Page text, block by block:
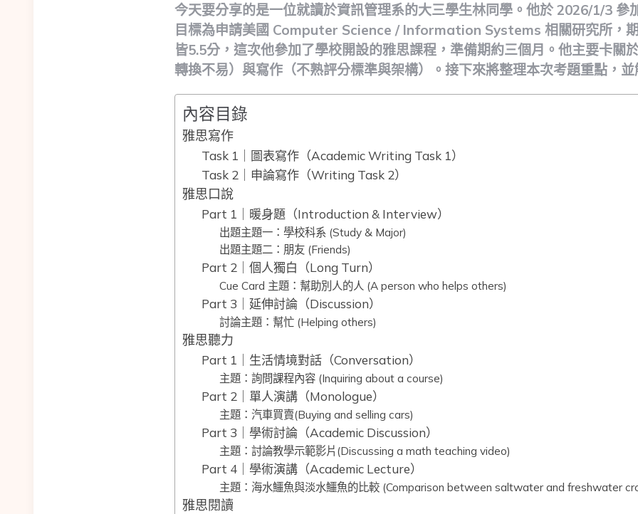
今天要分享的是一位就讀於資訊管理系的大三學生林同學。他於 2026/1/3 參
目標為申請美國 Computer Science / Information Systems 相關研究所，
皆5.5分，這次他參加了學校開設的雅思課程，準備期約三個月。他主要卡關
轉換不易）與寫作（不熟評分標準與架構）。接下來將整理本次考題重點，並
內容目錄
雅思寫作
Task 1｜圖表寫作（Academic Writing Task 1）
Task 2｜申論寫作（Writing Task 2）
雅思口說
Part 1｜暖身題（Introduction & Interview）
出題主題一：學校科系 (Study & Major)
出題主題二：朋友 (Friends)
Part 2｜個人獨白（Long Turn）
Cue Card 主題：幫助別人的人 (A person who helps others)
Part 3｜延伸討論（Discussion）
討論主題：幫忙 (Helping others)
雅思聽力
Part 1｜生活情境對話（Conversation）
主題：詢問課程內容 (Inquiring about a course)
Part 2｜單人演講（Monologue）
主題：汽車買賣(Buying and selling cars)
Part 3｜學術討論（Academic Discussion）
主題：討論教學示範影片(Discussing a math teaching video)
Part 4｜學術演講（Academic Lecture）
主題：海水鱷魚與淡水鱷魚的比較 (Comparison between saltwater and freshwater
雅思閱讀